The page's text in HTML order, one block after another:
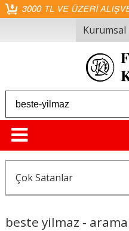
Kurumsal
Çok Satanlar
beste yilmaz -